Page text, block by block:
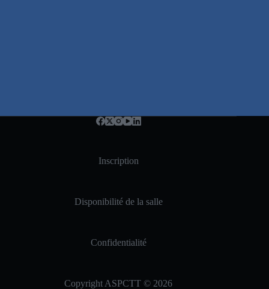
Inscription
Disponibilité de la salle
Confidentialité
Copyright ASPCTT © 2026